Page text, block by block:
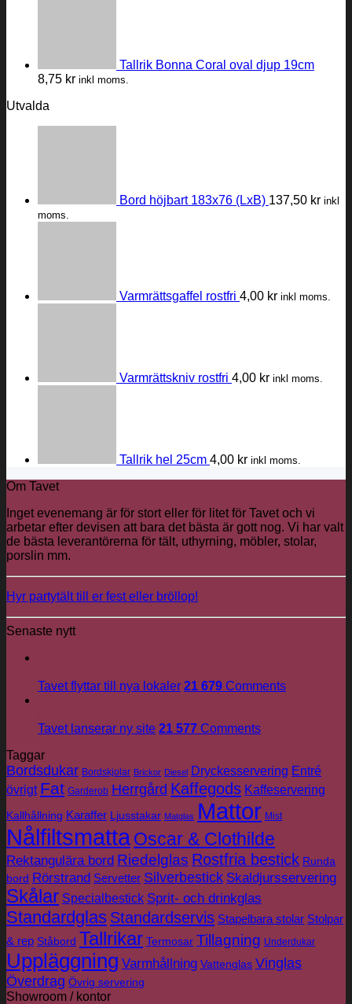
Tallrik Bonna Coral oval djup 19cm
8,75 kr inkl moms.
Utvalda
Bord höjbart 183x76 (LxB) 137,50 kr inkl
moms.
Varmrättsgaffel rostfri 4,00 kr inkl moms.
Varmrättskniv rostfri 4,00 kr inkl moms.
Tallrik hel 25cm 4,00 kr inkl moms.
Om Tavet
Inget evenemang är för stort eller för litet för Tavet och vi
arbetar efter devisen att bara det bästa är gott nog. Vi har valt
de bästa leverantörerna för tält, uthyrning, möbler, stolar,
porslin mm.
Hyr partytält till er fest eller bröllop!
Senaste nytt
Tavet flyttar till nya lokaler 21 679 Comments
Tavet lanserar ny site 21 577 Comments
Taggar
Bordsdukar Bordskjolar Brickor Diesel Dryckesservering Entré
övrigt Fat Garderob Herrgård Kaffegods Kaffeservering
Kallhållning Karaffer Ljusstakar Matglas Mattor Mist
Nålfiltsmatta Oscar & Clothilde
Rektangulära bord Riedelglas Rostfria bestick Runda
bord Rörstrand Servetter Silverbestick Skaldjursservering
Skålar Specialbestick Sprit- och drinkglas
Standardglas Standardservis Stapelbara stolar Stolpar
& rep Ståbord Tallrikar Termosar Tillagning Underdukar
Uppläggning Varmhållning Vattenglas Vinglas
Överdrag Övrig servering
Showroom / kontor